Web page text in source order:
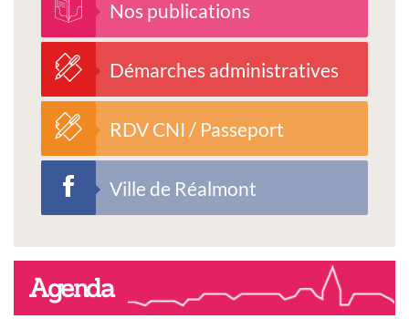
Nos publications
Démarches administratives
RDV CNI / Passeport
Ville de Réalmont
Agenda